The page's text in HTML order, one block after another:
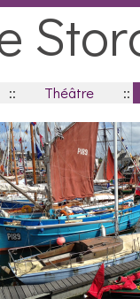
:: Théâtre ::